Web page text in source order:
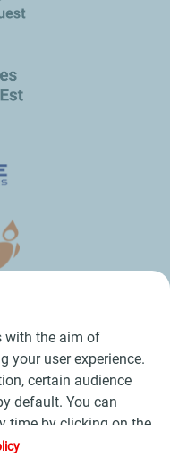
Bois
with the aim of
your user experience.
certain audience
default. You can
time by clicking on the
on the "Accept"